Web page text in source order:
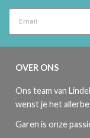
OVER ONS
Ons team van
wenst je het
Garen is onze